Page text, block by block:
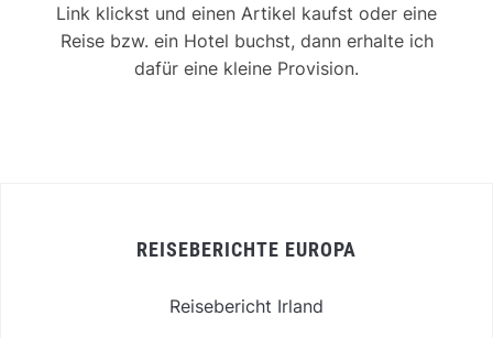
Link klickst und einen Artikel kaufst oder eine
Reise bzw. ein Hotel buchst, dann erhalte ich
dafür eine kleine Provision.
REISEBERICHTE EUROPA
Reisebericht Irland